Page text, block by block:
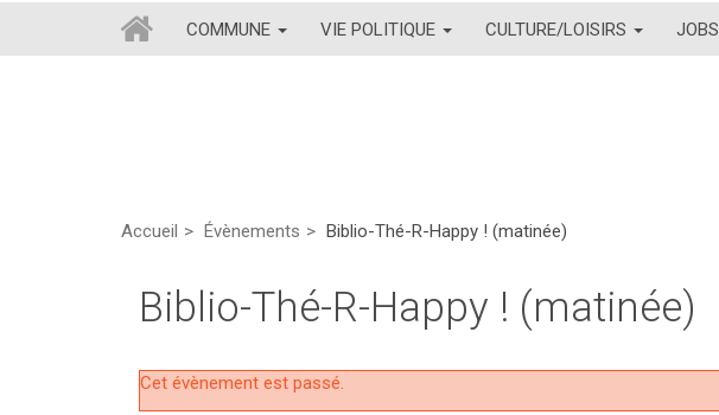
COMMUNE VIE POLITIQUE CULTURE/LOISIRS JOBS
Accueil Évènements Biblio-Thé-R-Happy ! (matinée)
Biblio-Thé-R-Happy ! (matinée)
Cet évènement est passé.